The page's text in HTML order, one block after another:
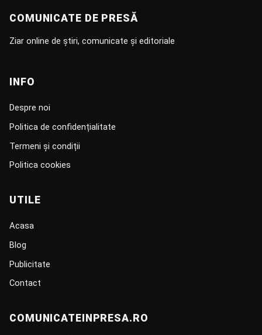
COMUNICATE DE PRESĂ
Ziar online de știri, comunicate și editoriale
INFO
Despre noi
Politica de confidențialitate
Termeni și condiții
Politica cookies
UTILE
Acasa
Blog
Publicitate
Contact
COMUNICATEINPRESA.RO